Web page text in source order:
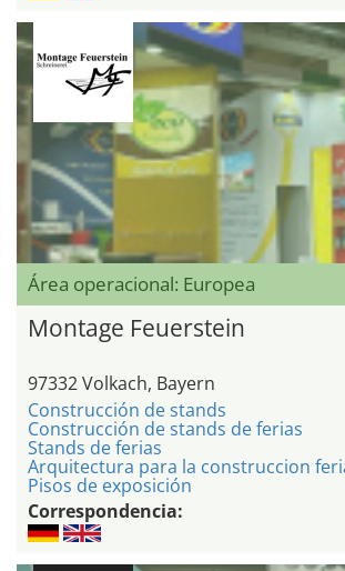
Área operacional: Europea
Montage Feuerstein
97332 Volkach, Bayern
Construcción de stands
Construcción de stands de ferias
Stands de ferias
Arquitectura para la construccion
Pisos de exposición
Correspondencia: